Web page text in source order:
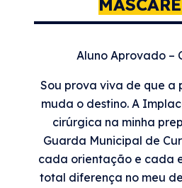
Aluno Aprovado –
Sou prova viva de que a
muda o destino. A
cirúrgica na minha
Guarda Municipal de
cada orientação e cada
total diferença no meu